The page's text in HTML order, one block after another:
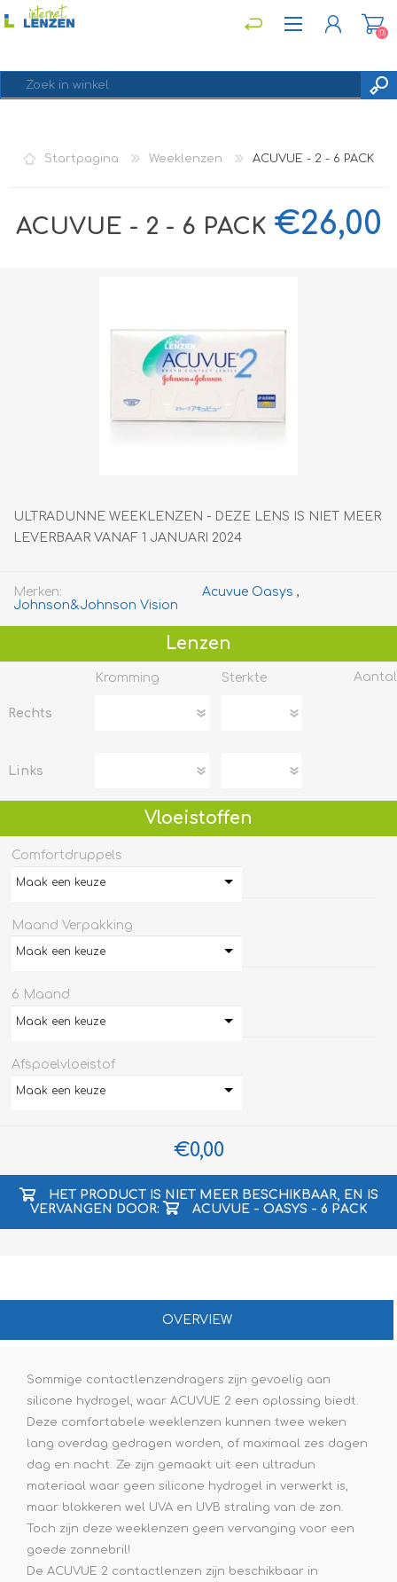
INLOGGEN
(0)
Startpagina Weeklenzen ACUVUE - 2 - 6 PACK
ACUVUE - 2 - 6 PACK €26,00
ULTRADUNNE WEEKLENZEN - DEZE LENS IS NIET MEER
LEVERBAAR VANAF 1 JANUARI 2024
Merken: Acuvue Oasys ,
Johnson&Johnson Vision
Lenzen
Kromming Sterkte Aantal
Rechts
Links
Vloeistoffen
Comfortdruppels
Maak een keuze
Maand Verpakking
Maak een keuze
6 Maand
Maak een keuze
Afspoelvloeistof
Maak een keuze
€0,00
HET PRODUCT IS NIET MEER BESCHIKBAAR, EN IS
VERVANGEN DOOR:
ACUVUE - OASYS - 6 PACK
OVERVIEW
Sommige contactlenzendragers zijn gevoelig aan
silicone hydrogel, waar ACUVUE 2 een oplossing biedt.
Deze comfortabele weeklenzen kunnen twee weken
lang overdag gedragen worden, of maximaal zes dagen
dag en nacht. Ze zijn gemaakt uit een ultradun
materiaal waar geen silicone hydrogel in verwerkt is,
maar blokkeren wel UVA en UVB straling van de zon.
Toch zijn deze weeklenzen geen vervanging voor een
goede zonnebril !
De ACUVUE 2 contactlenzen zijn beschikbaar in